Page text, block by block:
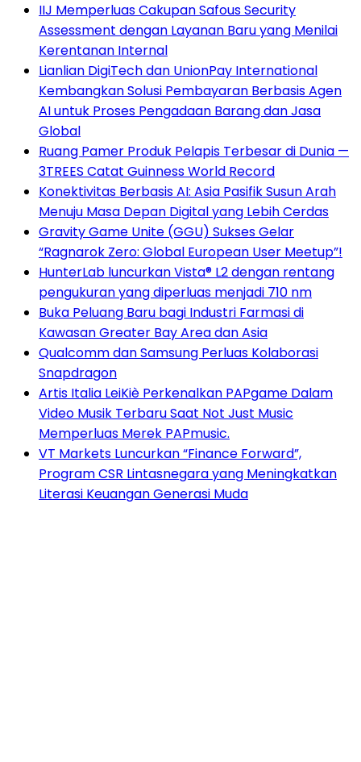
IIJ Memperluas Cakupan Safous Security
Assessment dengan Layanan Baru yang Menilai
Kerentanan Internal
Lianlian DigiTech dan UnionPay International
Kembangkan Solusi Pembayaran Berbasis Agen
AI untuk Proses Pengadaan Barang dan Jasa
Global
Ruang Pamer Produk Pelapis Terbesar di Dunia —
3TREES Catat Guinness World Record
Konektivitas Berbasis AI: Asia Pasifik Susun Arah
Menuju Masa Depan Digital yang Lebih Cerdas
Gravity Game Unite (GGU) Sukses Gelar
“Ragnarok Zero: Global European User Meetup”!
HunterLab luncurkan Vista® L2 dengan rentang
pengukuran yang diperluas menjadi 710 nm
Buka Peluang Baru bagi Industri Farmasi di
Kawasan Greater Bay Area dan Asia
Qualcomm dan Samsung Perluas Kolaborasi
Snapdragon
Artis Italia LeiKiè Perkenalkan PAPgame Dalam
Video Musik Terbaru Saat Not Just Music
Memperluas Merek PAPmusic.
VT Markets Luncurkan “Finance Forward”,
Program CSR Lintasnegara yang Meningkatkan
Literasi Keuangan Generasi Muda